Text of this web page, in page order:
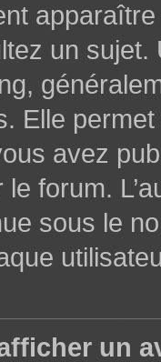
un sujet.
Elle
avez
forum.
sous le
un